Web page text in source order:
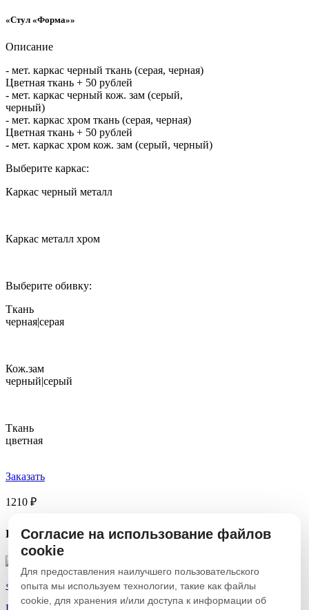
«Стул «Форма»»
Описание
- мет. каркас черный ткань (серая, черная)
Цветная ткань + 50 рублей
- мет. каркас черный кож. зам (серый,
черный)
- мет. каркас хром ткань (серая, черная)
Цветная ткань + 50 рублей
- мет. каркас хром кож. зам (серый, черный)
Выберите каркас:
Каркас черный металл
Каркас металл хром
Выберите обивку:
Ткань
черная|серая
Кож.зам
черный|серый
Ткань
цветная
Заказать
1210 ₽
похожиетовары
«Стул «Изо»»
Согласие на использование файлов
cookie
Для предоставления наилучшего пользовательского
опыта мы используем технологии, такие как файлы
cookie, для хранения и/или доступа к информации об